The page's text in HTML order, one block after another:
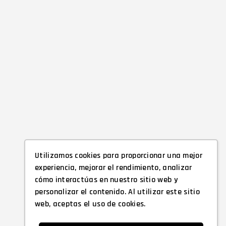
Utilizamos cookies para proporcionar una mejor
experiencia, mejorar el rendimiento, analizar
cómo interactúas en nuestro sitio web y
personalizar el contenido. Al utilizar este sitio
web, aceptas el uso de cookies.